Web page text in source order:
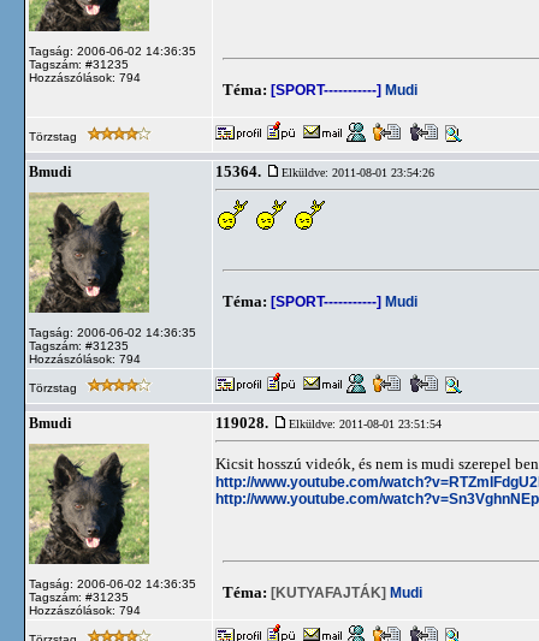
Tagság: 2006-06-02 14:36:35
Tagszám: #31235
Hozzászólások: 794
Téma: [SPORT-----------] Mudi
Törzstag
Bmudi
Tagság: 2006-06-02 14:36:35
Tagszám: #31235
Hozzászólások: 794
15364. Elküldve: 2011-08-01 23:54:26
Téma: [SPORT-----------] Mudi
Törzstag
Bmudi
Tagság: 2006-06-02 14:36:35
Tagszám: #31235
Hozzászólások: 794
119028. Elküldve: 2011-08-01 23:51:54
Kicsit hosszú videók, és nem is mudi szerepel
http://www.youtube.com/
http://www.youtube.com/
Téma: [KUTYAFAJTÁK] Mudi